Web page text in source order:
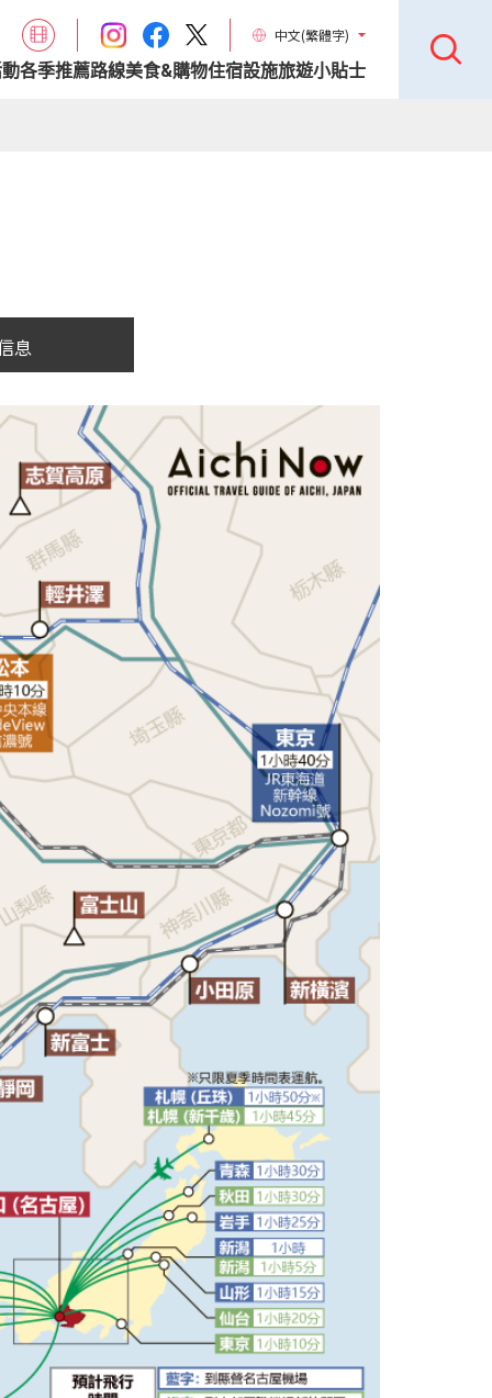
中文(繁體字)
各季推薦路線美食&購物住宿設施旅遊小貼士
息